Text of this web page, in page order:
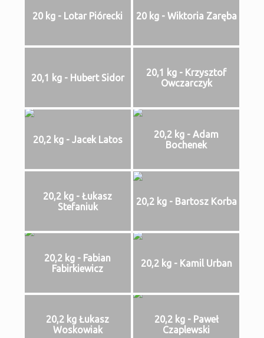
20 kg - Lotar Piórecki 20 kg - Wiktoria Zaręba
20,1 kg - Hubert Sidor
20,1 kg - Krzysztof
Owczarczyk
20,2 kg - Jacek Latos
20,2 kg - Adam
Bochenek
20,2 kg - Łukasz
Stefaniuk
20,2 kg - Bartosz Korba
20,2 kg - Fabian
Fabirkiewicz
20,2 kg - Kamil Urban
20,2 kg Łukasz
Woskowiak
20,2 kg - Paweł
Czaplewski